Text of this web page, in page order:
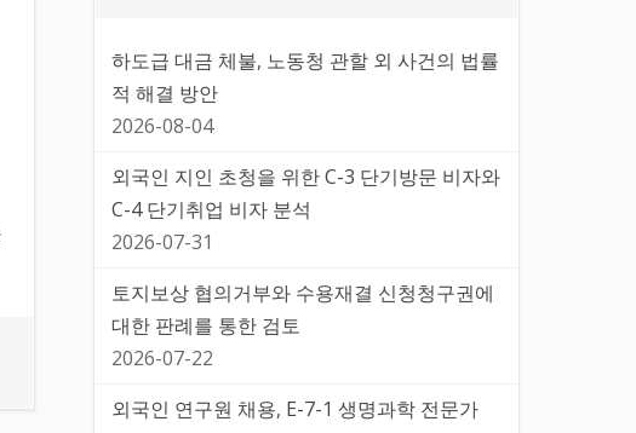
하도급 대금 체불, 노동청 관할 외 사건의 법률
적 해결 방안
2026-08-04
외국인 지인 초청을 위한 C-3 단기방문 비자와
C-4 단기취업 비자 분석
2026-07-31
토지보상 협의거부와 수용재결 신청청구권에
대한 판례를 통한 검토
2026-07-22
외국인 연구원 채용, E-7-1 생명과학 전문가